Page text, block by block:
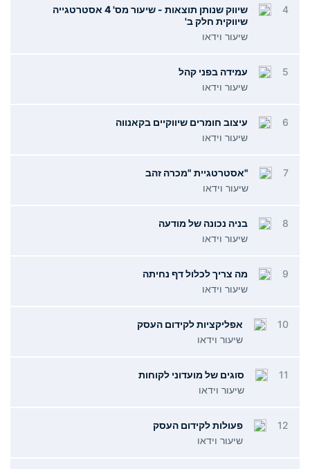
4
שיווק שנותן תוצאות - שיעור מס' 4 אסטרטגייה
שיווקית חלק ב'
שיעור וידאו
5
עמידה בפני קהל
שיעור וידאו
6
עיצוב חומרים שיווקיים בקאנווה
שיעור וידאו
7
"אסטרטגיית "מכרה זהב
שיעור וידאו
8
בניה נכונה של מודעה
שיעור וידאו
9
מה צריך לכלול דף נחיתה
שיעור וידאו
10
אפליקציות לקידום העסק
שיעור וידאו
11
סוגים של מועדוני לקוחות
שיעור וידאו
12
פעולות לקידום העסק
שיעור וידאו